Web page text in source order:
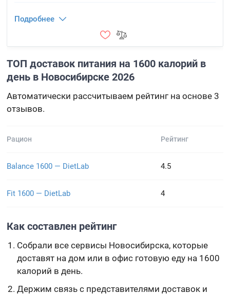
Подробнее
ТОП доставок питания на 1600 калорий в
день в Новосибирске 2026
Автоматически рассчитываем рейтинг на основе 3
отзывов.
Рацион Рейтинг
Balance 1600 — DietLab 4.5
Fit 1600 — DietLab 4
Как составлен рейтинг
Собрали все сервисы Новосибирска, которые
доставят на дом или в офис готовую еду на 1600
калорий в день.
Держим связь с представителями доставок и